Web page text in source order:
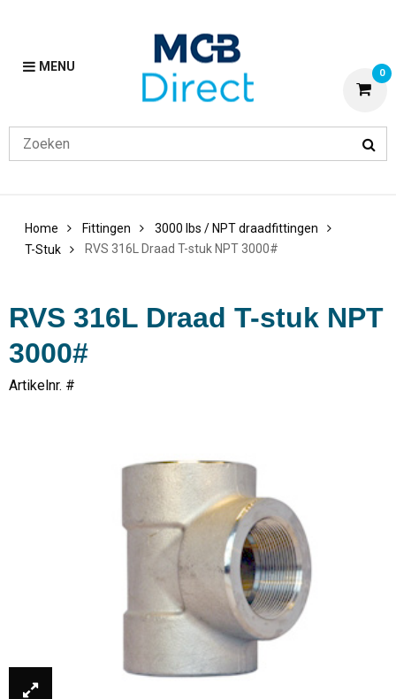
MENU 0
Home Fittingen
3000 lbs / NPT draadfittingen
T-Stuk
RVS 316L Draad T-stuk NPT 3000#
RVS 316L Draad T-stuk NPT
3000#
Artikelnr. #